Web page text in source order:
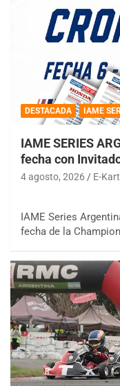
DESTACADA IAME
IAME SERIES
fecha con
4 agosto, 2026 E-Kart
IAME Series
fecha de la